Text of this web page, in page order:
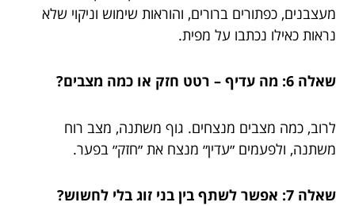
מעצבנים, כפתורים ברורים, והוראות שימוש וניקוי שלא
נראות כאילו נכתבו על מפית.
שאלה 6: מה עדיף – רטט חזק או כמה מצבים?
לרוב, כמה מצבים מנצחים. גוף משתנה, מצב רוח
משתנה, ולפעמים ״עדין״ מנצח את ״חזק״ בפער.
שאלה 7: אפשר לשתף בין בני זוג בלי לחשוש?